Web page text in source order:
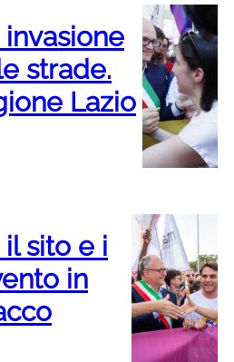
strade.
Lazio
sito e i
in